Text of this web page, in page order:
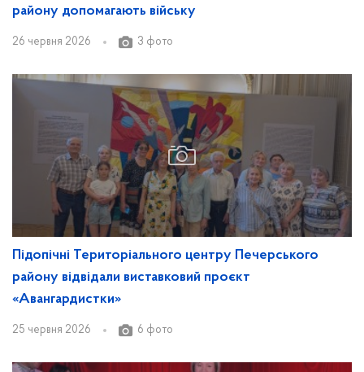
району допомагають війську
26 червня 2026 3 фото
Підопічні Територіального центру Печерського
району відвідали виставковий проєкт
«Авангардистки»
25 червня 2026 6 фото